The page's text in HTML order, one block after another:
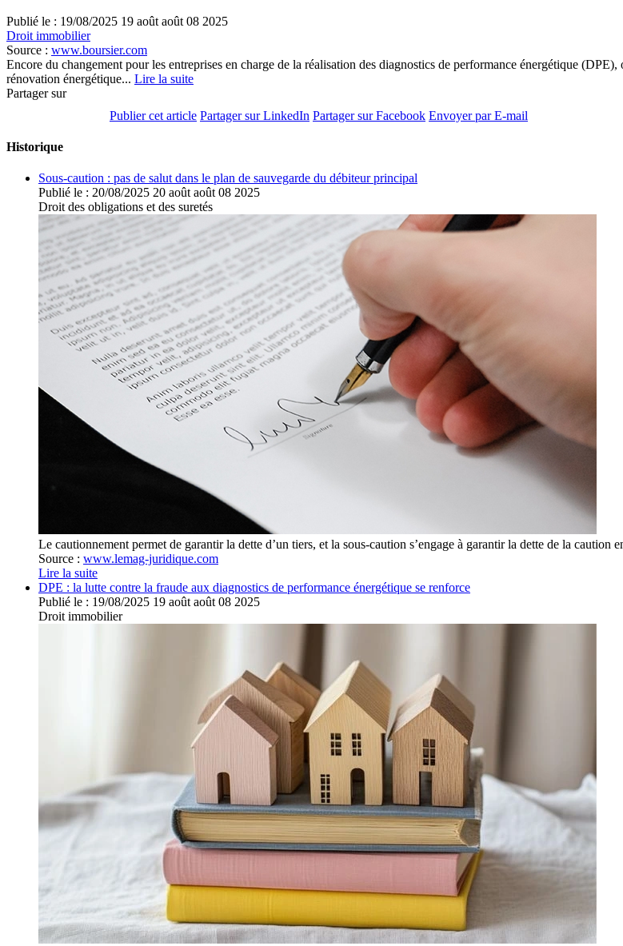
Publié le : 19/08/2025 19 août août 08 2025
Droit immobilier
Source : www.boursier.com
Encore du changement pour les entreprises en charge de la réalisation des diagnostics de performance énergétique
rénovation énergétique... Lire la suite
Partager sur
Publier cet article Partager sur LinkedIn Partager sur Facebook Envoyer par E-mail
Historique
Sous-caution : pas de salut dans le plan de sauvegarde du débiteur principal
Publié le : 20/08/2025 20 août août 08 2025
Droit des obligations et des suretés
Le cautionnement permet de garantir la dette d’un tiers, et la sous-caution s’engage à garantir la dette de la
Source : www.lemag-juridique.com
Lire la suite
DPE : la lutte contre la fraude aux diagnostics de performance énergétique se renforce
Publié le : 19/08/2025 19 août août 08 2025
Droit immobilier